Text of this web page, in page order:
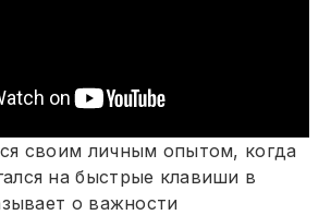
своим личным опытом, когда
на быстрые клавиши в
о важности